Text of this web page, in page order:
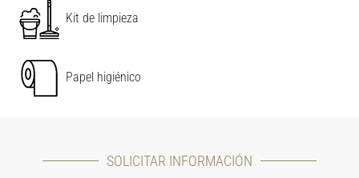
Kit de limpieza
Papel higiénico
SOLICITAR INFORMACIÓN